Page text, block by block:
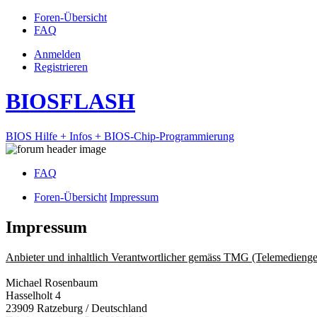
Foren-Übersicht
FAQ
Anmelden
Registrieren
BIOSFLASH
BIOS Hilfe + Infos + BIOS-Chip-Programmierung
FAQ
Foren-Übersicht Impressum
Impressum
Anbieter und inhaltlich Verantwortlicher gemäss TMG
Michael Rosenbaum
Hasselholt 4
23909 Ratzeburg / Deutschland